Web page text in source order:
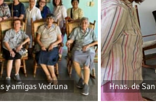
y amigas Vedruna Hnas. de